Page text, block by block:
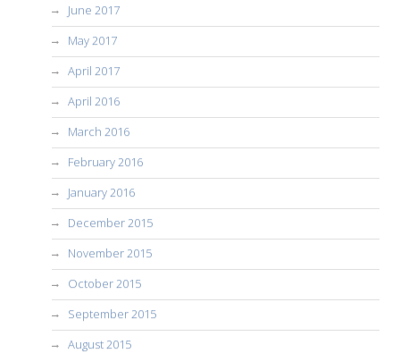
June 2017
May 2017
April 2017
April 2016
March 2016
February 2016
January 2016
December 2015
November 2015
October 2015
September 2015
August 2015